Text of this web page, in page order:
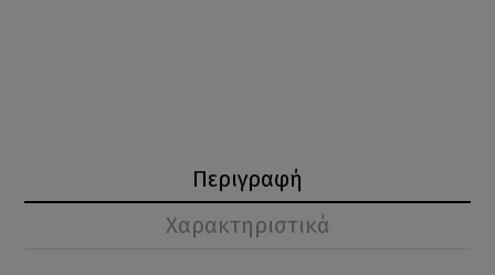
Περιγραφή
Χαρακτηριστικά